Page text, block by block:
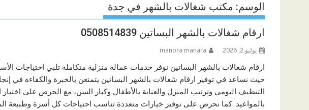
الوسم: مكتب شغالات بالشهر في جدة
ارقام شغالات بالشهر البساتين 0508514839
يوليو 2, 2026 manora manara
ارقام شغالات بالشهر البساتين نوفر خدمات عمالة منزلية متكاملة تلبي احتياجات
حيث نساعد في توفير ارقام شغالات بالشهر البساتين يتمتعن بالخبرة والكفاءة في
التنظيف اليومي وترتيب المنزل والعناية بالأطفال وكبار السن، مع الحرص على اختيار
بالمواعيد. كما نحرص على توفير خيارات متعددة تناسب احتياجات كل أسرة وطبيعة